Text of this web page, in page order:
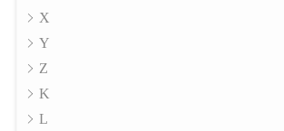
X
Y
Z
K
L